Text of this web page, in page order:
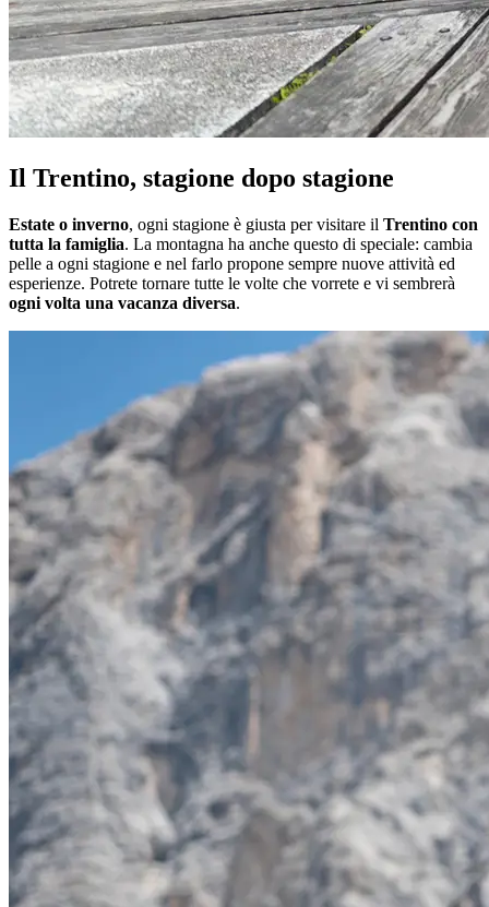
Il Trentino, stagione dopo stagione
Estate o inverno, ogni stagione è giusta per visitare il Trentino con
tutta la famiglia. La montagna ha anche questo di speciale: cambia
pelle a ogni stagione e nel farlo propone sempre nuove attività ed
esperienze. Potrete tornare tutte le volte che vorrete e vi sembrerà
ogni volta una vacanza diversa.